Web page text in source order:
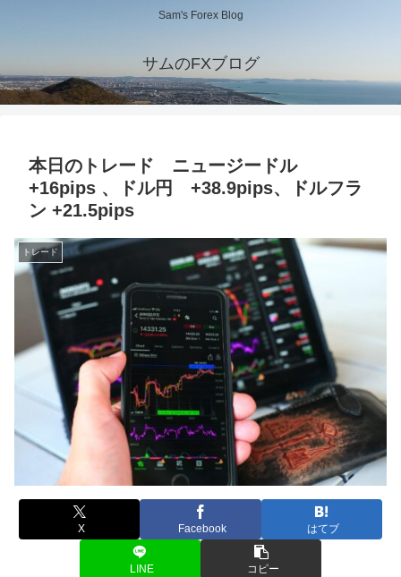
Sam's Forex Blog
サムのFXブログ
本日のトレード ニュージードル
+16pips 、ドル円 +38.9pips、ドルフラ
ン +21.5pips
トレード
X Facebook はてブ
LINE コピー